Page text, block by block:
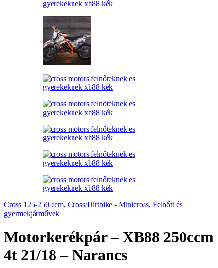
Cross 125-250 ccm, Cross/Dirtbike - Minicross, Felnőtt és
gyermekjárművek
Motorkerékpár – XB88 250ccm
4t 21/18 – Narancs